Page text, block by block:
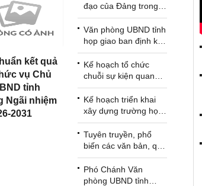
kết quả
vụ Chủ
tỉnh
Ngãi nhiệm
2031
đạo của Đảng trong
công tác phổ biến,
giáo dục pháp luật,
nâng cao ý thức chấp
hành pháp luật của
cán bộ trên địa bàn
tỉnh Quảng Ngãi
Văn phòng UBND tỉnh
họp giao ban định kỳ
tháng 7/2026
Kế hoạch tổ chức
chuỗi sự kiện quan
trọng vào tháng 8
năm 2026
Kế hoạch triển khai
xây dựng trường học
tại 5 xã biên giới đất
liền đợt 2
Tuyên truyền, phổ
biến các văn bản, quy
định pháp luật
Phó Chánh Văn
phòng UBND tỉnh